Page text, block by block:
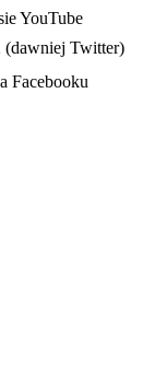
YouTube
(dawniej Twitter)
Facebooku